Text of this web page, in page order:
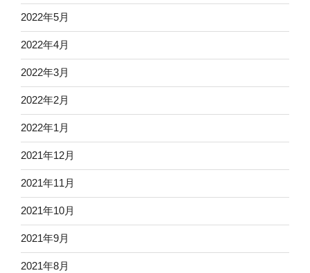
2022年5月
2022年4月
2022年3月
2022年2月
2022年1月
2021年12月
2021年11月
2021年10月
2021年9月
2021年8月